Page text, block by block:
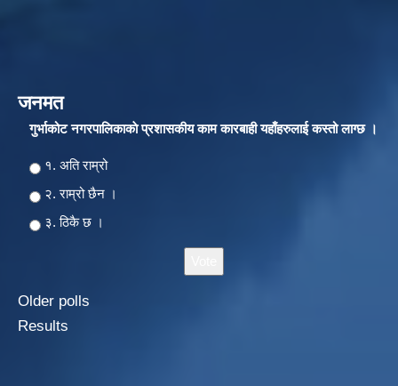
जनमत
गुर्भाकोट नगरपालिकाकाे प्रशासकीय काम कारबाही यहाँहरुलाई कस्तो लाग्छ ।
Choices
१. अति राम्रो
२‍‍. राम्रो छैन ।
३. ठिकै छ ।
Older polls
Results